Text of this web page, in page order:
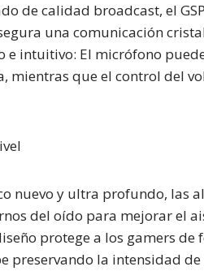
de calidad broadcast, el
una comunicación
e intuitivo: El micrófono
mientras que el control del
nuevo y ultra profundo, las
del oído para mejorar el
protege a los gamers
preservando la intensidad